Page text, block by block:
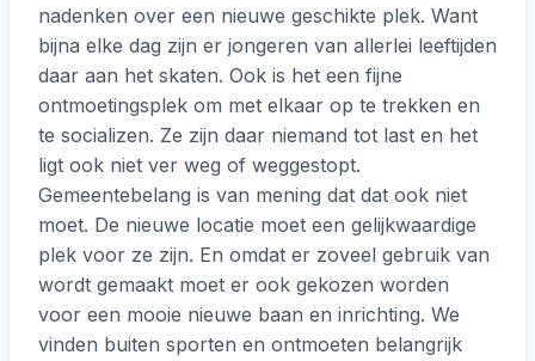
nadenken over een nieuwe geschikte plek. Want
bijna elke dag zijn er jongeren van allerlei leeftijden
daar aan het skaten. Ook is het een fijne
ontmoetingsplek om met elkaar op te trekken en
te socializen. Ze zijn daar niemand tot last en het
ligt ook niet ver weg of weggestopt.
Gemeentebelang is van mening dat dat ook niet
moet. De nieuwe locatie moet een gelijkwaardige
plek voor ze zijn. En omdat er zoveel gebruik van
wordt gemaakt moet er ook gekozen worden
voor een mooie nieuwe baan en inrichting. We
vinden buiten sporten en ontmoeten belangrijk